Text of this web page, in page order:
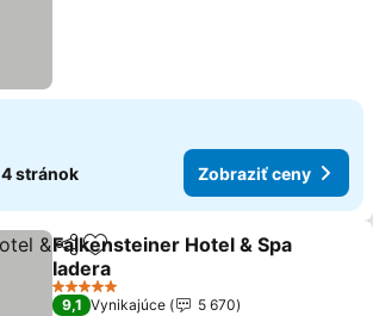
4 stránok Zobraziť ceny
ZdieľaťPridať do obľúbených
Falkensteiner Hotel & Spa
Iadera
5 Počet hviezdičiek
9,1 Vynikajúce
5 670